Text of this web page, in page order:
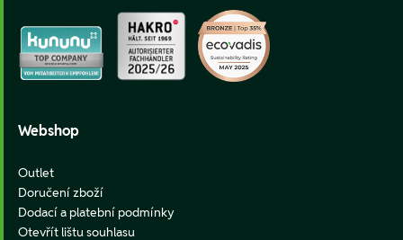
Webshop
Outlet
Doručení zboží
Dodací a platební podmínky
Otevřít lištu souhlasu